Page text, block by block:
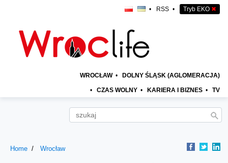
• RSS • Tryb EKO ✖
WROCŁAW • DOLNY ŚLĄSK (AGLOMERACJA)
• CZAS WOLNY • KARIERA I BIZNES • TV
Home Wrocław